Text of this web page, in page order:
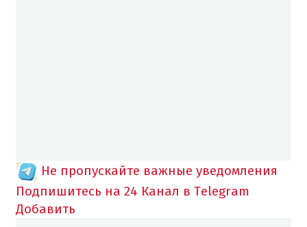
Не пропускайте важные уведомления
Подпишитесь на 24 Канал в Telegram
Добавить